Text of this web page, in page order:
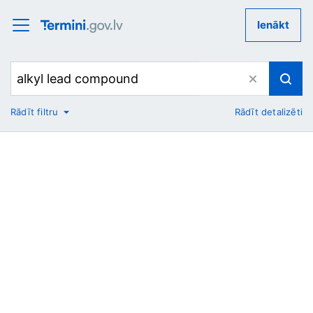
Ienākt
No
Rādīt filtru Rādīt detalizēti